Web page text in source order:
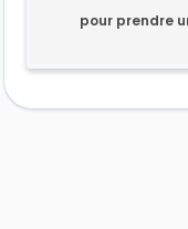
pour prendre